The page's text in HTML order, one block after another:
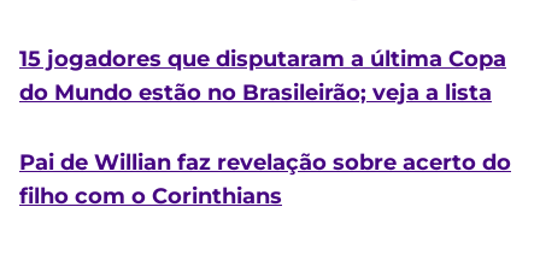
15 jogadores que disputaram a última Copa
do Mundo estão no Brasileirão; veja a lista
Pai de Willian faz revelação sobre acerto do
filho com o Corinthians